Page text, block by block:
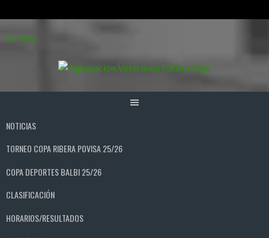
alAcceder
NOTICIAS
TORNEO COPA RIBERA POVISA 25/26
COPA DEPORTES BALBI 25/26
CLASIFICACIÓN
HORARIOS/RESULTADOS